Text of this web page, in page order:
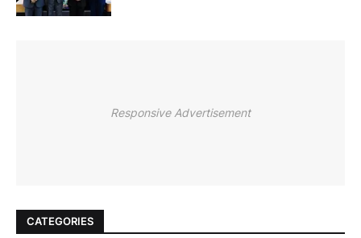
Responsive Advertisement
CATEGORIES